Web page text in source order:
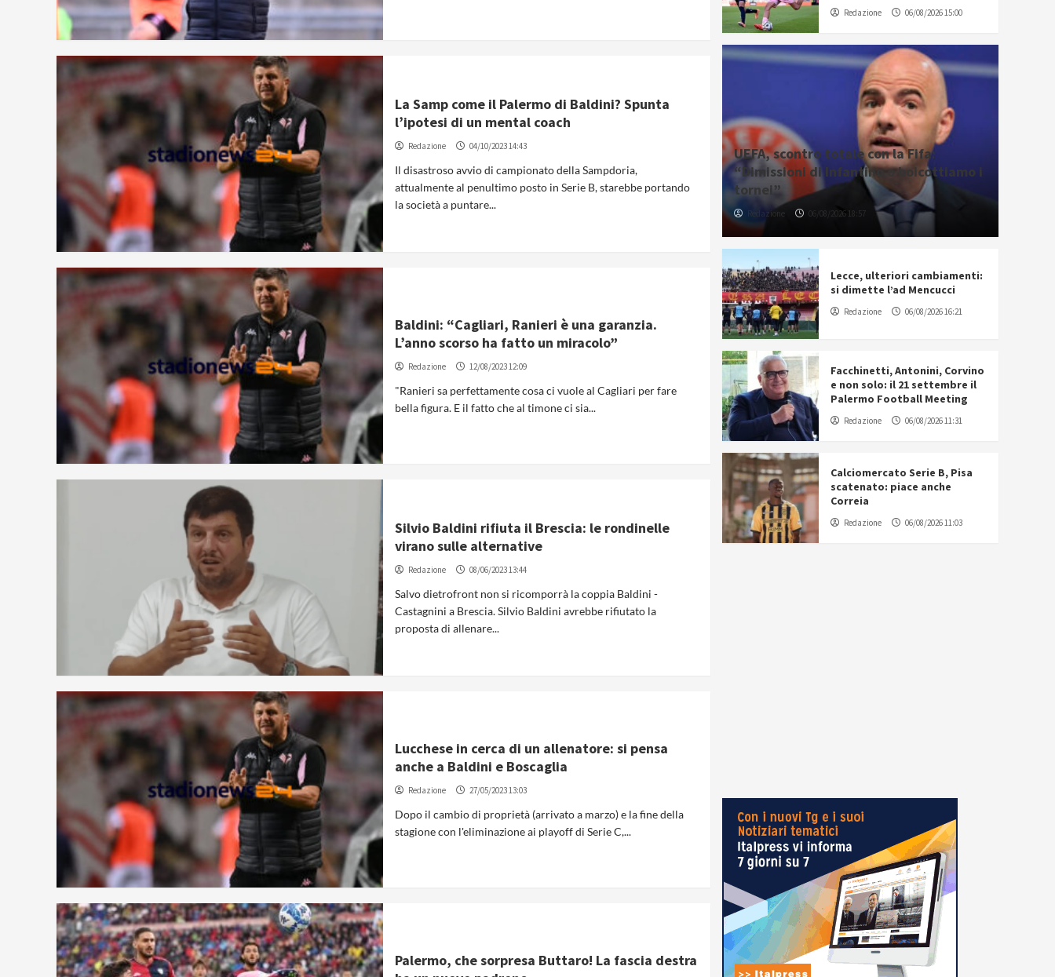
La Samp come il Palermo di Baldini? Spunta
l’ipotesi di un mental coach
Redazione 04/10/2023 14:43
Il disastroso avvio di campionato della Sampdoria,
attualmente al penultimo posto in Serie B, starebbe portando
la società a puntare...
Baldini: “Cagliari, Ranieri è una garanzia.
L’anno scorso ha fatto un miracolo”
Redazione 12/08/2023 12:09
"Ranieri sa perfettamente cosa ci vuole al Cagliari per fare
bella figura. E il fatto che al timone ci sia...
Silvio Baldini rifiuta il Brescia: le rondinelle
virano sulle alternative
Redazione 08/06/2023 13:44
Salvo dietrofront non si ricomporrà la coppia Baldini -
Castagnini a Brescia. Silvio Baldini avrebbe rifiutato la
proposta di allenare...
Lucchese in cerca di un allenatore: si pensa
anche a Baldini e Boscaglia
Redazione 27/05/2023 13:03
Dopo il cambio di proprietà (arrivato a marzo) e la fine della
stagione con l'eliminazione ai playoff di Serie C,...
Palermo, che sorpresa Buttaro! La fascia destra
Redazione 06/08/2026 15:00
UEFA, scontro totale con la Fifa:
“Dimissioni di Infantino o boicottiamo i
tornei”
Redazione 06/08/2026 18:57
Lecce, ulteriori cambiamenti:
si dimette l’ad Mencucci
Redazione 06/08/2026 16:21
Facchinetti, Antonini, Corvino
e non solo: il 21 settembre il
Palermo Football Meeting
Redazione 06/08/2026 11:31
Calciomercato Serie B, Pisa
scatenato: piace anche
Correia
Redazione 06/08/2026 11:03